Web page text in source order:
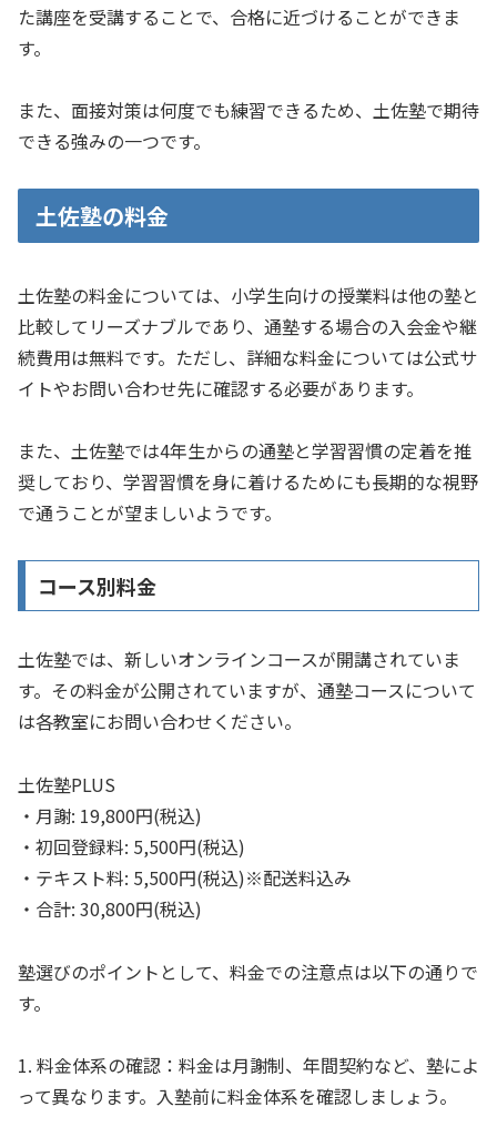
た講座を受講することで、合格に近づけることができま
す。
また、面接対策は何度でも練習できるため、土佐塾で期待
できる強みの一つです。
土佐塾の料金
土佐塾の料金については、小学生向けの授業料は他の塾と
比較してリーズナブルであり、通塾する場合の入会金や継
続費用は無料です。ただし、詳細な料金については公式サ
イトやお問い合わせ先に確認する必要があります。
また、土佐塾では4年生からの通塾と学習習慣の定着を推
奨しており、学習習慣を身に着けるためにも長期的な視野
で通うことが望ましいようです。
コース別料金
土佐塾では、新しいオンラインコースが開講されていま
す。その料金が公開されていますが、通塾コースについて
は各教室にお問い合わせください。
土佐塾PLUS
・月謝: 19,800円(税込)
・初回登録料: 5,500円(税込)
・テキスト料: 5,500円(税込)※配送料込み
・合計: 30,800円(税込)
塾選びのポイントとして、料金での注意点は以下の通りで
す。
1. 料金体系の確認：料金は月謝制、年間契約など、塾によ
って異なります。入塾前に料金体系を確認しましょう。